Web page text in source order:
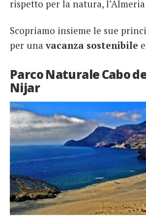
rispetto per la natura,
Scopriamo insieme le sue
per unavacanza sostenibile
Parco Naturale Cabo
Nijar